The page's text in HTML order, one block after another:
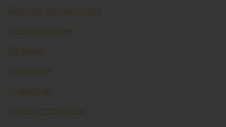
Депозит аукционлари
Депонирование
Дефицит
Дефляция
Дивиденд
Дисконт ставкаси